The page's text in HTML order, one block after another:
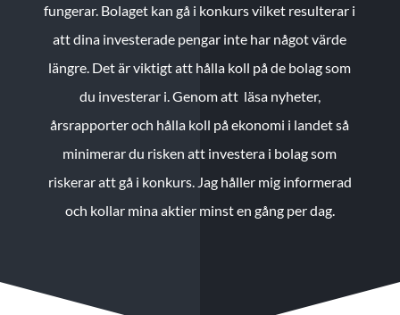
fungerar. Bolaget kan gå i konkurs vilket resulterar i
att dina investerade pengar inte har något värde
längre. Det är viktigt att hålla koll på de bolag som
du investerar i. Genom att läsa nyheter,
årsrapporter och hålla koll på ekonomi i landet så
minimerar du risken att investera i bolag som
riskerar att gå i konkurs. Jag håller mig informerad
och kollar mina aktier minst en gång per dag.